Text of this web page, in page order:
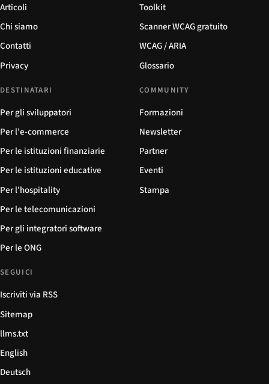
Articoli
Chi siamo
Contatti
Privacy
Toolkit
Scanner WCAG gratuito
WCAG / ARIA
Glossario
DESTINATARI
Per gli sviluppatori
Per l'e-commerce
Per le istituzioni finanziarie
Per le istituzioni educative
Per l'hospitality
Per le telecomunicazioni
Per gli integratori software
Per le ONG
COMMUNITY
Formazioni
Newsletter
Partner
Eventi
Stampa
SEGUICI
Iscriviti via RSS
Sitemap
llms.txt
English
Deutsch